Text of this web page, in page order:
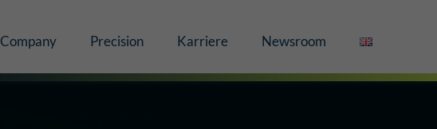
Company Precision Karriere Newsroom